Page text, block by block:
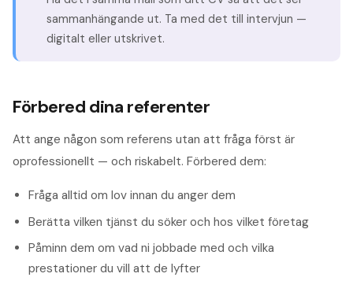
sammanhängande ut. Ta med det till intervjun —
digitalt eller utskrivet.
Förbered dina referenter
Att ange någon som referens utan att fråga först är
oprofessionellt — och riskabelt. Förbered dem:
Fråga alltid om lov innan du anger dem
Berätta vilken tjänst du söker och hos vilket företag
Påminn dem om vad ni jobbade med och vilka
prestationer du vill att de lyfter